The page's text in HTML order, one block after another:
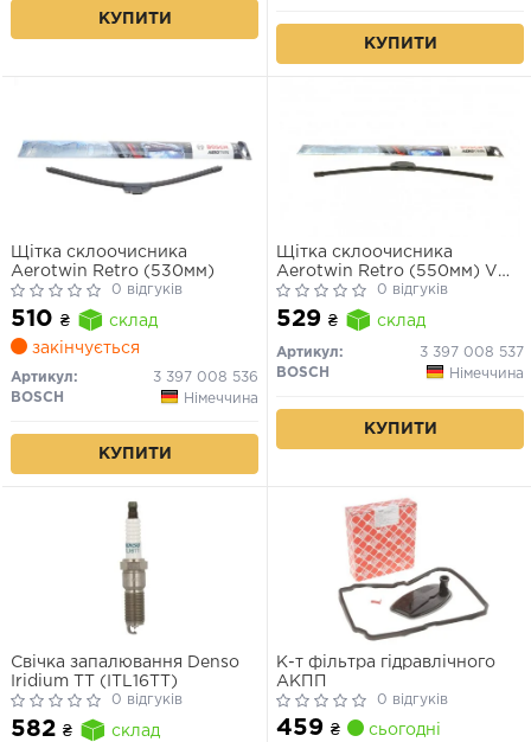
КУПИТИ
КУПИТИ
Щітка склоочисника
Aerotwin Retro (530мм)
0 відгуків
510 ₴
склад
закінчується
Артикул:
3 397 008 536
BOSCH
Німеччина
КУПИТИ
Щітка склоочисника
Aerotwin Retro (550мм) VW
Golf, Passat, Audi A4, A6
0 відгуків
529 ₴ склад
Артикул:
3 397 008 537
BOSCH
Німеччина
КУПИТИ
Свічка запалювання Denso
Iridium TT (ITL16TT)
0 відгуків
582 ₴ склад
К-т фільтра гідравлічного
АКПП
0 відгуків
459 ₴
сьогодні